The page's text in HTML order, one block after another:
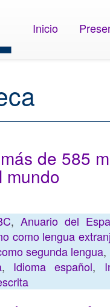
Inicio
de 585
mundo
, Anuario del
como lengua
segunda lengua,
, Idioma español,